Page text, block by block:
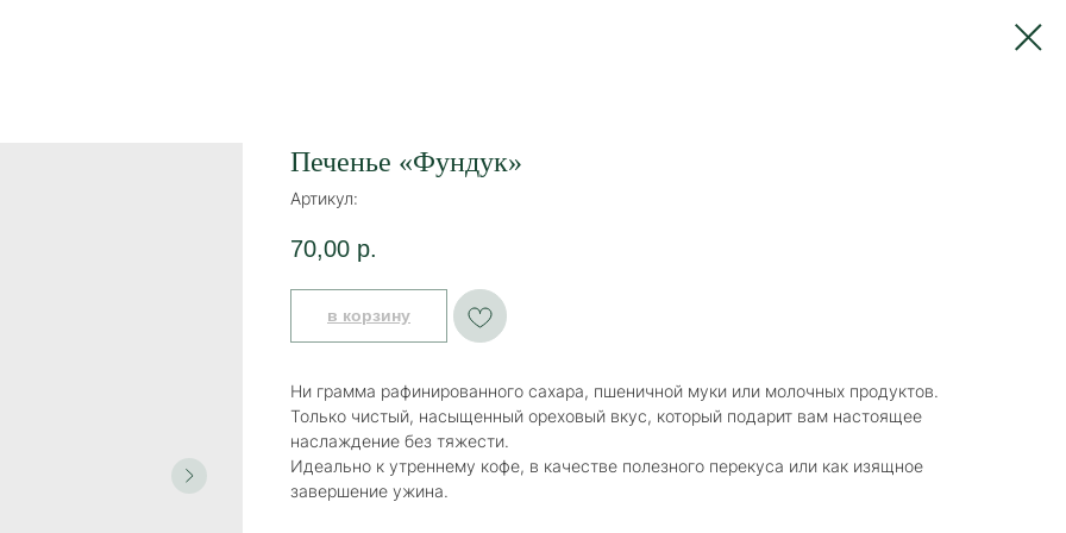
Печенье «Фундук»
Артикул:
70,00 р.
в корзину
Ни грамма рафинированного сахара, пшеничной муки или молочных продуктов.
Только чистый, насыщенный ореховый вкус, который подарит вам настоящее
наслаждение без тяжести.
Идеально к утреннему кофе, в качестве полезного перекуса или как изящное
завершение ужина.